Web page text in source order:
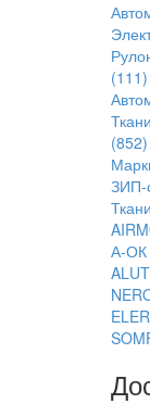
(111)
(852)
ЗИП-
А-ОК